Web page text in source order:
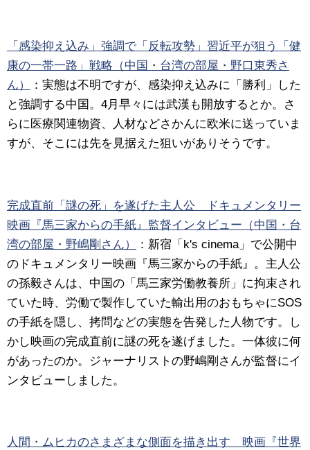
「感染抑え込み」強調で「反転攻勢」習近平が狙う「健
康の一帯一路」戦略（中国・台湾の部屋・野口東秀さ
ん）
：実態は不明ですが、感染抑え込みに「勝利」した
と強調する中国。4月早々には武漢も開放するとか。さ
らに医療関連物資、人材などさかんに欧米に送っていま
すが、そこには先を見据えた狙いがありそうです。
完成直前「謎の死」を遂げた主人公 ドキュメンタリー
映画『馬三家からの手紙』監督インタビュー（中国・台
湾の部屋・野嶋剛さん）
：新宿「k's cinema」で公開中
のドキュメンタリー映画『馬三家からの手紙』。主人公
の孫毅さんは、中国の「馬三家労働教養所」に拘束され
ていた時、労働で製作していた輸出用のおもちゃにSOS
の手紙を隠し、拷問などの実態を告発した人物です。し
かし映画の完成直前に謎の死を遂げました。一体彼に何
があったのか。ジャーナリストの野嶋剛さんが監督にイ
ンタビューしました。
人間・ムヒカのさまざまな側面を描き出す 映画『世界